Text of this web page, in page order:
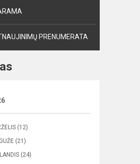
PRENUMERATA
(12)
(21)
(24)